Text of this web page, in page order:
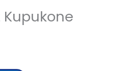
Kupukone